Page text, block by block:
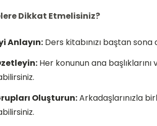
Dikkat Etmelisiniz?
Anlayın: Ders kitabınızı baştan
Her konunun ana
Oluşturun:Arkadaşlarınızla